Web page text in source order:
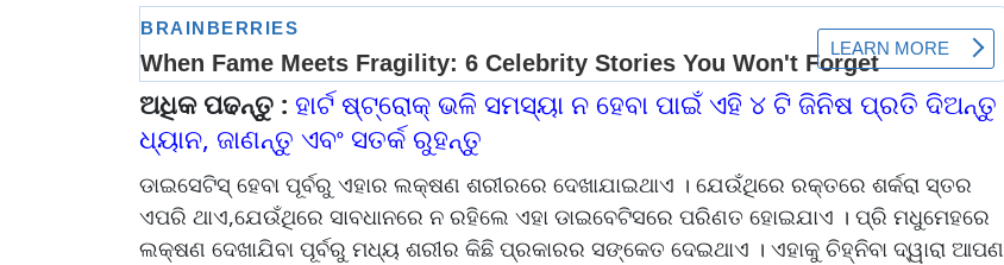
ଅଧିକ ପଢନ୍ତୁ : ହାର୍ଟ ଷ୍ଟ୍ରୋକ୍ ଭଳି ସମସ୍ୟା ନ ହେବା ପାଇଁ ଏହି ୪ ଟି ଜିନିଷ ପ୍ରତି ଦିଅନ୍ତୁ
ଧ୍ୟାନ, ଜାଣନ୍ତୁ ଏବଂ ସତର୍କ ରୁହନ୍ତୁ
ଡାଇସେଟିସ୍ ହେବା ପୂର୍ବରୁ ଏହାର ଲକ୍ଷଣ ଶରୀରରେ ଦେଖାଯାଇଥାଏ । ଯେଉଁଥିରେ ରକ୍ତରେ ଶର୍କରା ସ୍ତର
ଏପରି ଥାଏ,ଯେଉଁଥିରେ ସାବଧାନରେ ନ ରହିଲେ ଏହା ଡାଇବେଟିସରେ ପରିଣତ ହୋଇଯାଏ । ପ୍ରି ମଧୁମେହରେ
ଲକ୍ଷଣ ଦେଖାଯିବା ପୂର୍ବରୁ ମଧ୍ୟ ଶରୀର କିଛି ପ୍ରକାରର ସଙ୍କେତ ଦେଇଥାଏ । ଏହାକୁ ଚିହ୍ନିବା ଦ୍ୱାରା ଆପଣ